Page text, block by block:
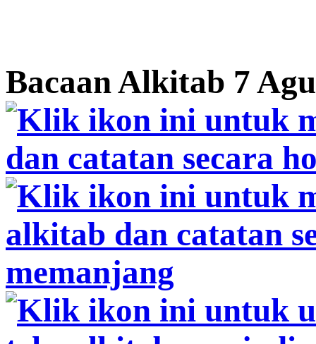
Bacaan Alkitab 7